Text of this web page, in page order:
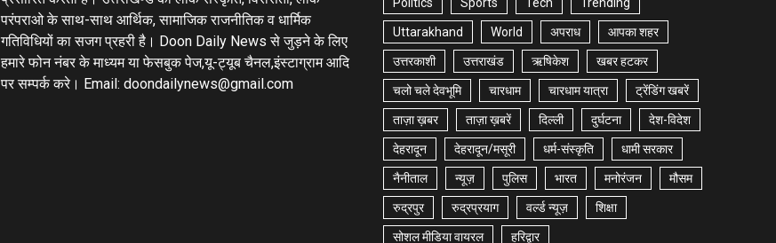
परंपराओ के साथ-साथ आर्थिक, सामाजिक राजनीतिक व धार्मिक
गतिविधियों का सजग प्रहरी है। Doon Daily News से जुड़ने के लिए
हमारे फोन नंबर के माध्यम या फेसबुक पेज,यू-ट्यूब चैनल,इंस्टाग्राम आदि
पर सम्पर्क करे। Email: doondailynews@gmail.com
Politics Sports Tech Trending
Uttarakhand World अपराध आपका शहर
उत्तरकाशी उत्तराखंड ऋषिकेश खबर हटकर
चलो चले देवभूमि चारधाम चारधाम यात्रा ट्रेंडिंग खबरें
ताज़ा ख़बर ताज़ा ख़बरें दिल्ली दुर्घटना देश-विदेश
देहरादून देहरादून/मसूरी धर्म-संस्कृति धामी सरकार
नैनीताल न्यूज़ पुलिस भारत मनोरंजन मौसम
रुद्रपुर रुद्रप्रयाग वर्ल्ड न्यूज़ शिक्षा
सोशल मीडिया वायरल हरिद्वार